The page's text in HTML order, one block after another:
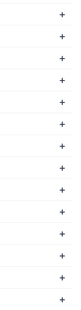
+
+
+
+
+
+
+
+
+
+
+
+
+
+